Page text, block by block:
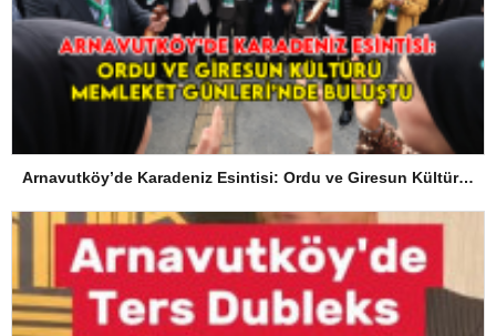
Arnavutköy’de Karadeniz Esintisi: Ordu ve Giresun Kültürü Memleket Günleri’nde Buluştu